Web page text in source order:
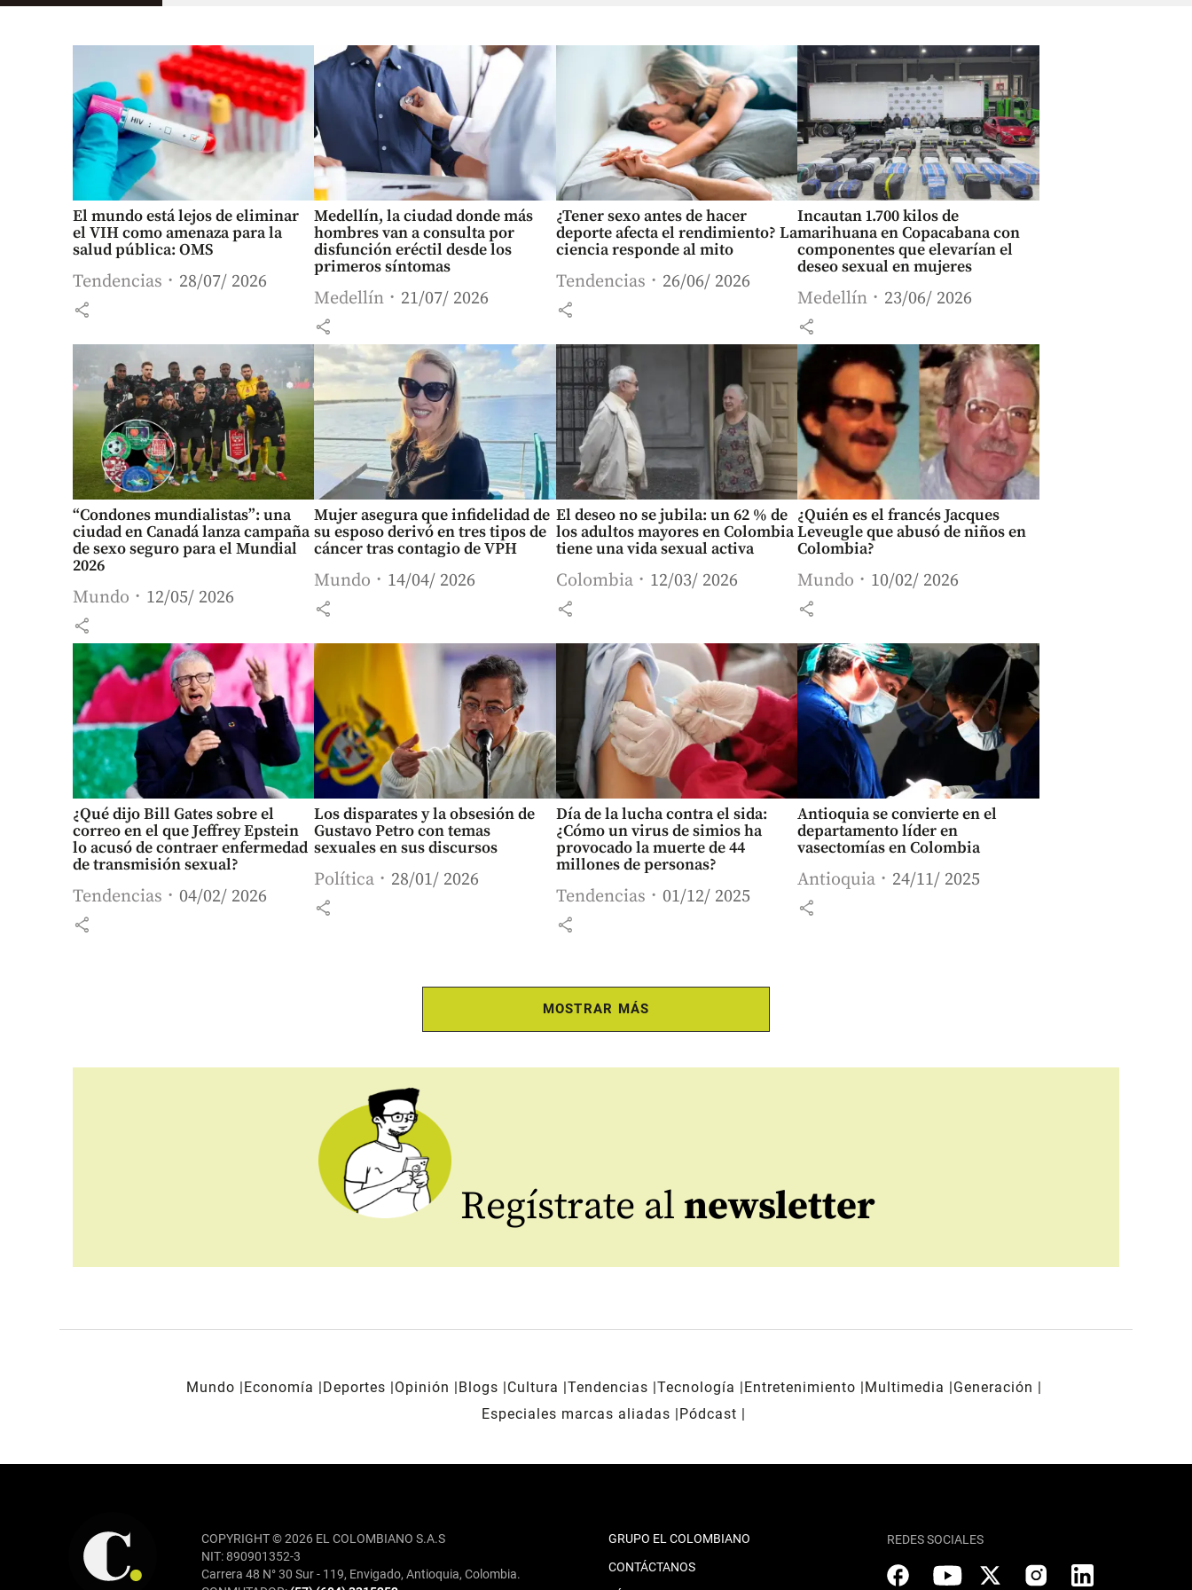
El mundo está lejos de eliminar
el VIH como amenaza para la
salud pública: OMS
Tendencias 28/07/ 2026
share
Medellín, la ciudad donde más
hombres van a consulta por
disfunción eréctil desde los
primeros síntomas
Medellín 21/07/ 2026
share
¿Tener sexo antes de hacer
deporte afecta el rendimiento? La
ciencia responde al mito
Tendencias 26/06/ 2026
share
Incautan 1.700 kilos de
marihuana en Copacabana con
componentes que elevarían el
deseo sexual en mujeres
Medellín 23/06/ 2026
share
“Condones mundialistas”: una
ciudad en Canadá lanza campaña
de sexo seguro para el Mundial
2026
Mundo 12/05/ 2026
share
Mujer asegura que infidelidad de
su esposo derivó en tres tipos de
cáncer tras contagio de VPH
Mundo 14/04/ 2026
share
El deseo no se jubila: un 62 % de
los adultos mayores en Colombia
tiene una vida sexual activa
Colombia 12/03/ 2026
share
¿Quién es el francés Jacques
Leveugle que abusó de niños en
Colombia?
Mundo 10/02/ 2026
share
¿Qué dijo Bill Gates sobre el
correo en el que Jeffrey Epstein
lo acusó de contraer enfermedad
de transmisión sexual?
Tendencias 04/02/ 2026
share
Los disparates y la obsesión de
Gustavo Petro con temas
sexuales en sus discursos
Política 28/01/ 2026
share
Día de la lucha contra el sida:
¿Cómo un virus de simios ha
provocado la muerte de 44
millones de personas?
Tendencias 01/12/ 2025
share
Antioquia se convierte en el
departamento líder en
vasectomías en Colombia
Antioquia 24/11/ 2025
share
MOSTRAR MÁS
Regístrate al newsletter
Mundo Economía Deportes Opinión Blogs Cultura Tendencias Tecnología Entretenimiento Multimedia
Generación
Especiales marcas aliadas
Pódcast
COPYRIGHT © 2026 EL COLOMBIANO S.A.S
NIT: 890901352-3
Carrera 48 N° 30 Sur - 119, Envigado, Antioquia, Colombia.
GRUPO EL COLOMBIANO
CONTÁCTANOS
REDES SOCIALES